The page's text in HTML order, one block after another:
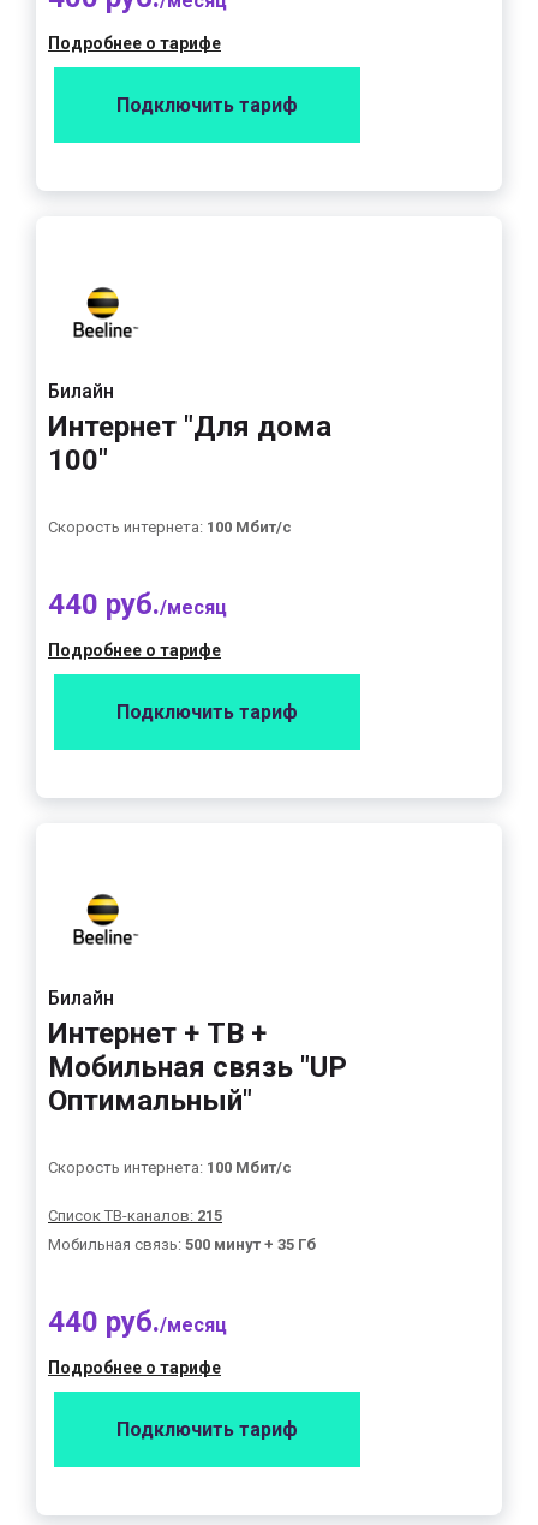
Подробнее о тарифе
Подключить тариф
Билайн
Интернет "Для дома
100"
Скорость интернета: 100 Мбит/с
440 руб./месяц
Подробнее о тарифе
Подключить тариф
Билайн
Интернет + ТВ +
Мобильная связь "UP
Оптимальный"
Скорость интернета: 100 Мбит/с
Список ТВ-каналов: 215
Мобильная связь: 500 минут + 35 Гб
440 руб./месяц
Подробнее о тарифе
Подключить тариф